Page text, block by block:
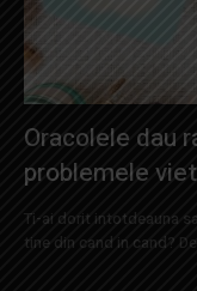
Oracolele dau
problemele
Ti-ai dorit intotdeauna
tine din cand in cand?